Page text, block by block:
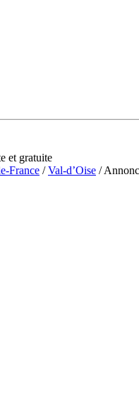
et gratuite
France /Val-d’Oise /